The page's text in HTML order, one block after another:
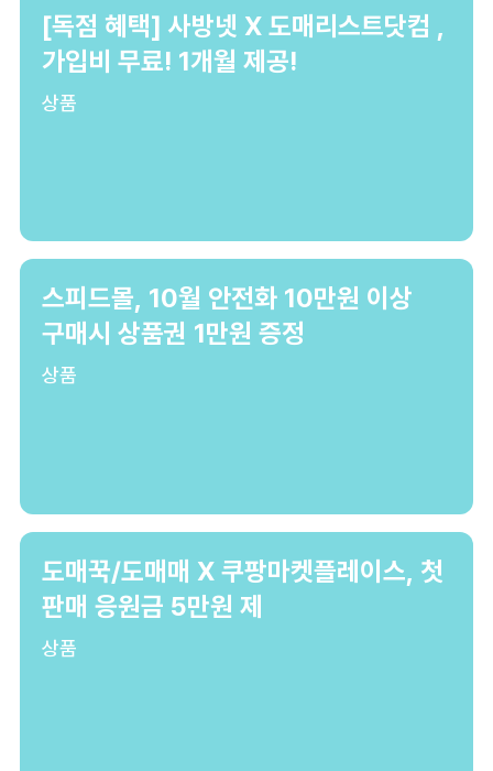
[독점 혜택] 사방넷 X 도매리스트닷컴 ,
가입비 무료! 1개월 제공!
상품
스피드몰, 10월 안전화 10만원 이상
구매시 상품권 1만원 증정
상품
도매꾹/도매매 X 쿠팡마켓플레이스, 첫
판매 응원금 5만원 제
상품